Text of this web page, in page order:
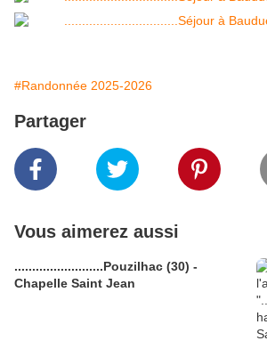
#Randonnée 2025-2026
Partager
Vous aimerez aussi
.........................Pouzilhac (30) -
Chapelle Saint Jean